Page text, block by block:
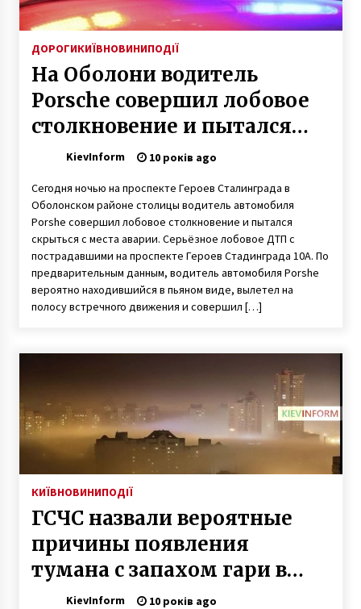
ДОРОГИКИЇВНОВИНИПОДІЇ
На Оболони водитель
Porsche совершил лобовое
столкновение и пытался
скрыться с места аварии
KievInform 10 років ago
Сегодня ночью на проспекте Героев Сталинграда в
Оболонском районе столицы водитель автомобиля
Porshe совершил лобовое столкновение и пытался
скрыться с места аварии. Серьёзное лобовое ДТП с
пострадавшими на проспекте Героев Стадинграда 10А. По
предварительным данным, водитель автомобиля Porshe
вероятно находившийся в пьяном виде, вылетел на
полосу встречного движения и совершил […]
КИЇВНОВИНИПОДІЇ
ГСЧС назвали вероятные
причины появления
тумана с запахом гари в
КиевеKievInform 10 років ago